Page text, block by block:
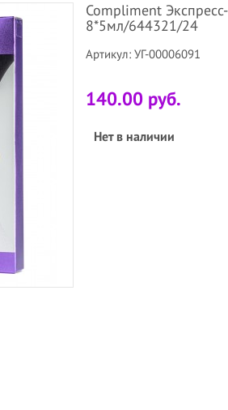
Compliment
8*5мл/644321/24
Артикул: УГ-00006091
140.00 руб.
Нет в наличии